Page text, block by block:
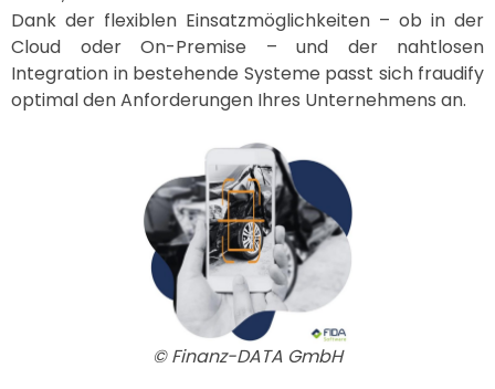
Dank der flexiblen Einsatzmöglichkeiten – ob in der
Cloud oder On-Premise – und der nahtlosen
Integration in bestehende Systeme passt sich fraudify
optimal den Anforderungen Ihres Unternehmens an.
© Finanz-DATA GmbH